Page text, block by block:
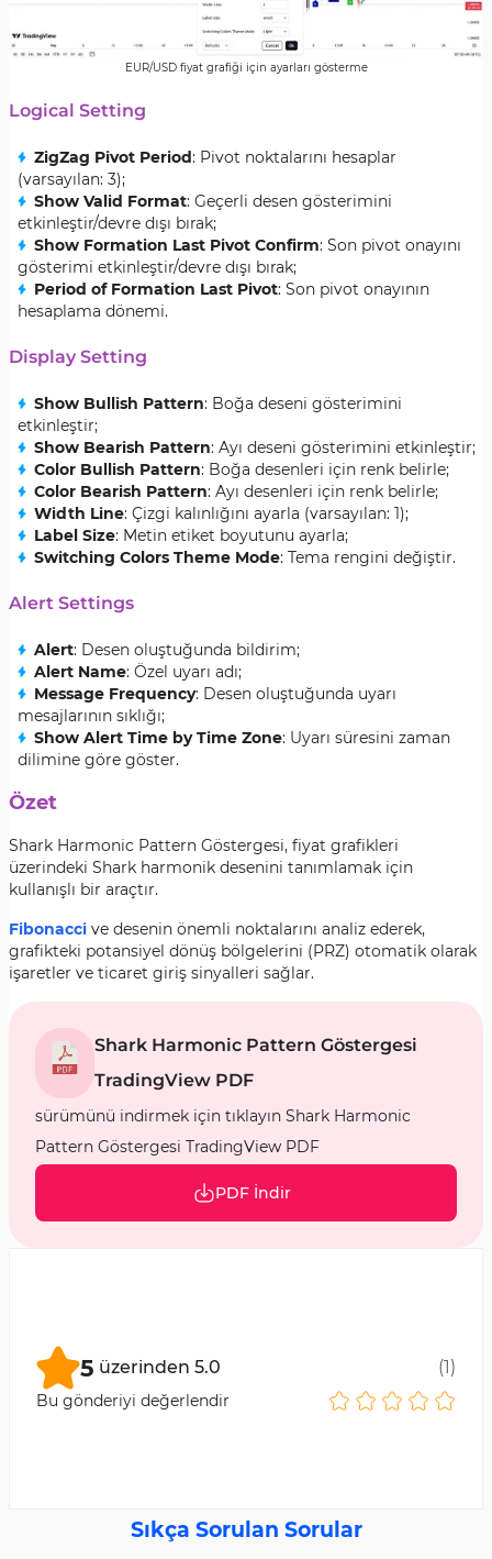
EUR/USD fiyat grafiği için ayarları gösterme
Logical Setting
ZigZag Pivot Period: Pivot noktalarını hesaplar
(varsayılan: 3);
Show Valid Format: Geçerli desen gösterimini
etkinleştir/devre dışı bırak;
Show Formation Last Pivot Confirm: Son pivot onayını
gösterimi etkinleştir/devre dışı bırak;
Period of Formation Last Pivot: Son pivot onayının
hesaplama dönemi.
Display Setting
Show Bullish Pattern: Boğa deseni gösterimini
etkinleştir;
Show Bearish Pattern: Ayı deseni gösterimini etkinleştir;
Color Bullish Pattern: Boğa desenleri için renk belirle;
Color Bearish Pattern: Ayı desenleri için renk belirle;
Width Line: Çizgi kalınlığını ayarla (varsayılan: 1);
Label Size: Metin etiket boyutunu ayarla;
Switching Colors Theme Mode: Tema rengini değiştir.
Alert Settings
Alert: Desen oluştuğunda bildirim;
Alert Name: Özel uyarı adı;
Message Frequency: Desen oluştuğunda uyarı
mesajlarının sıklığı;
Show Alert Time by Time Zone: Uyarı süresini zaman
dilimine göre göster.
Özet
Shark Harmonic Pattern Göstergesi, fiyat grafikleri
üzerindeki Shark harmonik desenini tanımlamak için
kullanışlı bir araçtır.
Fibonacci ve desenin önemli noktalarını analiz ederek,
grafikteki potansiyel dönüş bölgelerini (PRZ) otomatik olarak
işaretler ve ticaret giriş sinyalleri sağlar.
Shark Harmonic Pattern Göstergesi
TradingView PDF
sürümünü indirmek için tıklayın Shark Harmonic
Pattern Göstergesi TradingView PDF
PDF İndir
5 üzerinden 5.0 (1)
Bu gönderiyi değerlendir
Sıkça Sorulan Sorular